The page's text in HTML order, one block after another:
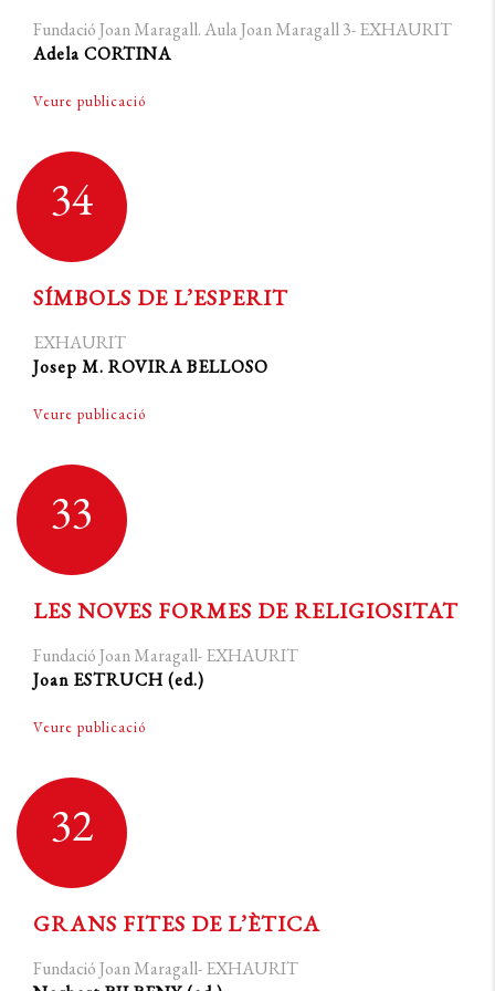
Fundació Joan Maragall. Aula Joan Maragall 3- EXHAURIT
Adela CORTINA
Veure publicació
34
SÍMBOLS DE L’ESPERIT
EXHAURIT
Josep M. ROVIRA BELLOSO
Veure publicació
33
LES NOVES FORMES DE RELIGIOSITAT
Fundació Joan Maragall- EXHAURIT
Joan ESTRUCH (ed.)
Veure publicació
32
GRANS FITES DE L’ÈTICA
Fundació Joan Maragall- EXHAURIT